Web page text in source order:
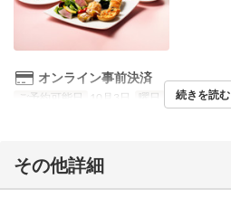
オンライン事前決済
ご予約可能日 10月3日 曜日 土 食事時間
続きを読む
その他詳細